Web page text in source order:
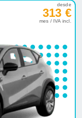
desde
313 €
mes / IVA incl.